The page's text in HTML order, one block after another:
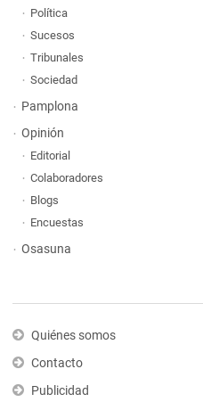
Política
Sucesos
Tribunales
Sociedad
Pamplona
Opinión
Editorial
Colaboradores
Blogs
Encuestas
Osasuna
Quiénes somos
Contacto
Publicidad